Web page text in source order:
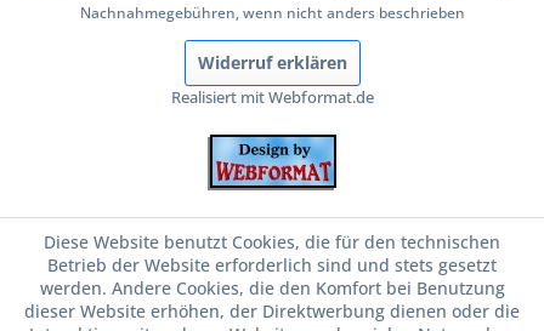
Nachnahmegebühren, wenn nicht anders beschrieben
Widerruf erklären
Realisiert mit Webformat.de
Diese Website benutzt Cookies, die für den technischen
Betrieb der Website erforderlich sind und stets gesetzt
werden. Andere Cookies, die den Komfort bei Benutzung
dieser Website erhöhen, der Direktwerbung dienen oder die